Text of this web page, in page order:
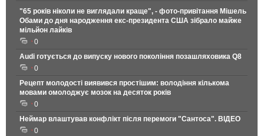
"65 років ніколи не виглядали краще", - фото-привітання Мішель
Обами до дня народження екс-президента США зібрало майже
мільйон лайків
0
Audi готується до випуску нового покоління позашляховика Q8
0
Рецепт молодості виявився простішим: володіння кількома
мовами омолоджує мозок на десяток років
0
Неймар влаштував конфлікт після перемоги "Сантоса". ВІДЕО
0